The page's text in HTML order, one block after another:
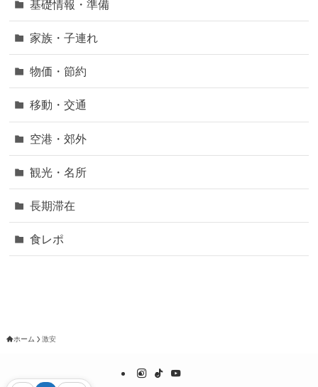
基礎情報・準備
家族・子連れ
物価・節約
移動・交通
空港・郊外
観光・名所
長期滞在
食レポ
ホーム 激安